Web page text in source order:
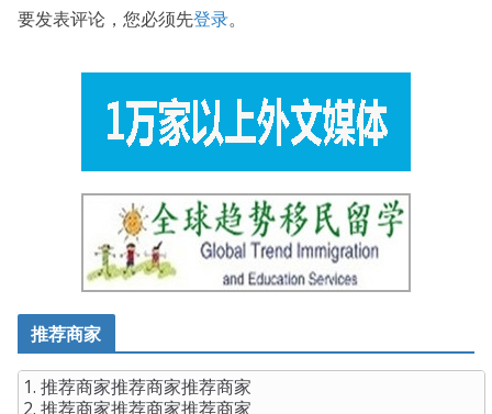
要发表评论，您必须先登录。
推荐商家